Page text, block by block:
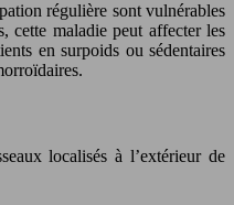
régulière sont vulnérables
cette maladie peut affecter les
en surpoids ou sédentaires
localisés à l’extérieur de